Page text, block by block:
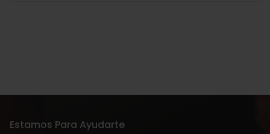
Estamos Para Ayudarte